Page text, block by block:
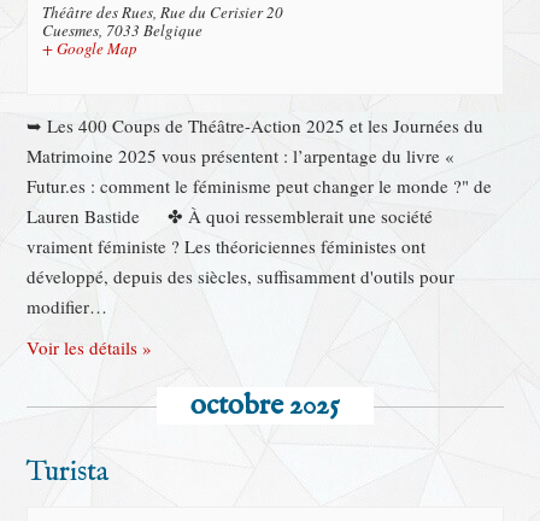
Théâtre des Rues, Rue du Cerisier 20
Cuesmes, 7033 Belgique
+ Google Map
➥ Les 400 Coups de Théâtre-Action 2025 et les Journées du
Matrimoine 2025 vous présentent : l’arpentage du livre «
Futur.es : comment le féminisme peut changer le monde ?" de
Lauren Bastide ✤ À quoi ressemblerait une société
vraiment féministe ? Les théoriciennes féministes ont
développé, depuis des siècles, suffisamment d'outils pour
modifier…
Voir les détails »
octobre 2025
Turista